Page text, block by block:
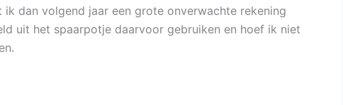
dan volgend jaar een grote onverwachte rekening
uit het spaarpotje daarvoor gebruiken en hoef ik niet